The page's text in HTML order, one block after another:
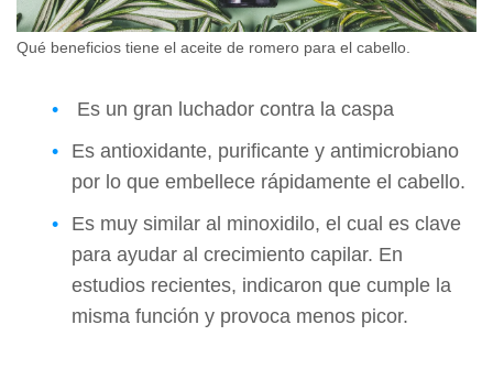
Qué beneficios tiene el aceite de romero para el cabello.
Es un gran luchador contra la caspa
Es antioxidante, purificante y antimicrobiano
por lo que embellece rápidamente el cabello.
Es muy similar al minoxidilo, el cual es clave
para ayudar al crecimiento capilar. En
estudios recientes, indicaron que cumple la
misma función y provoca menos picor.